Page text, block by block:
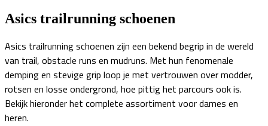
Asics trailrunning schoenen
Asics trailrunning schoenen zijn een bekend begrip in de wereld
van trail, obstacle runs en mudruns. Met hun fenomenale
demping en stevige grip loop je met vertrouwen over modder,
rotsen en losse ondergrond, hoe pittig het parcours ook is.
Bekijk hieronder het complete assortiment voor dames en
heren.